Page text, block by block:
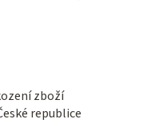
zboží
republice